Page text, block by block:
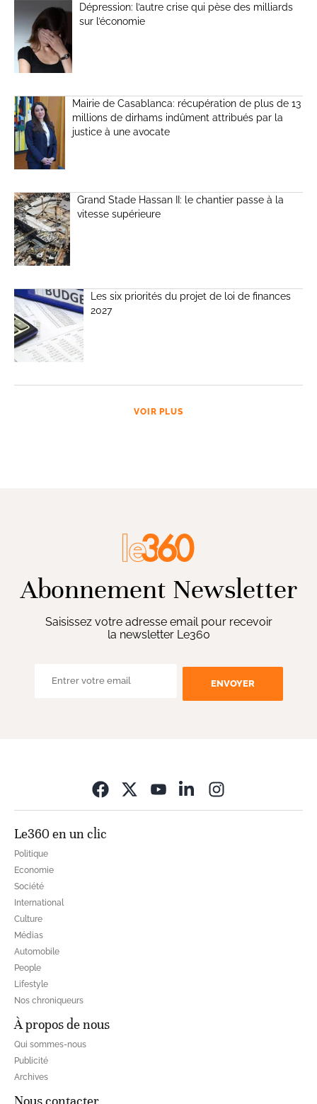
Dépression: l’autre crise qui pèse des milliards
sur l’économie
Mairie de Casablanca: récupération de plus de 13
millions de dirhams indûment attribués par la
justice à une avocate
Grand Stade Hassan II: le chantier passe à la
vitesse supérieure
Les six priorités du projet de loi de finances
2027
VOIR PLUS
Abonnement Newsletter
Saisissez votre adresse email pour recevoir
la newsletter Le360
ENVOYER
Le360 en un clic
Politique
Economie
Société
International
Culture
Médias
Automobile
People
Lifestyle
Nos chroniqueurs
À propos de nous
Qui sommes-nous
Publicité
Archives